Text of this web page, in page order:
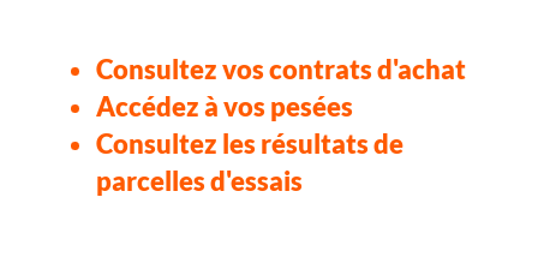
Consultez vos contrats d'achat
Accédez à vos pesées
Consultez les résultats de
parcelles d'essais